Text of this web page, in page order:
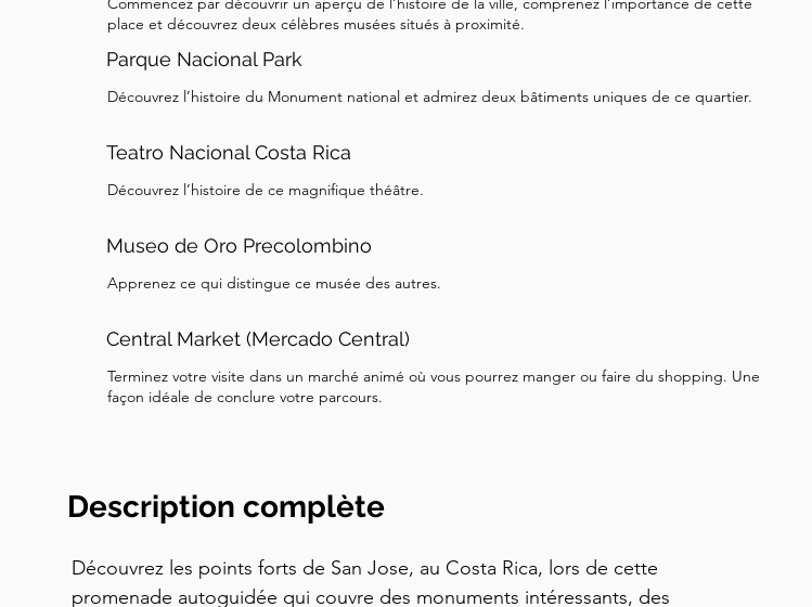
place et découvrez deux célèbres musées situés à proximité.
Parque Nacional Park
Découvrez l’histoire du Monument national et admirez deux bâtiments uniques de ce quartier.
Teatro Nacional Costa Rica
Découvrez l’histoire de ce magnifique théâtre.
Museo de Oro Precolombino
Apprenez ce qui distingue ce musée des autres.
Central Market (Mercado Central)
Terminez votre visite dans un marché animé où vous pourrez manger ou faire du shopping. Une
façon idéale de conclure votre parcours.
Description complète
Découvrez les points forts de San Jose, au Costa Rica, lors de cette
promenade autoguidée qui couvre des monuments intéressants, des